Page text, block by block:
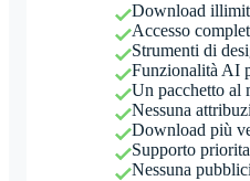
Download
Accesso
Strumenti di
Funzionalità AI
Un pacchetto al
Nessuna
Download più
Supporto
Nessuna